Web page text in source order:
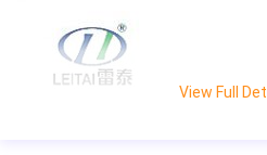
View Full